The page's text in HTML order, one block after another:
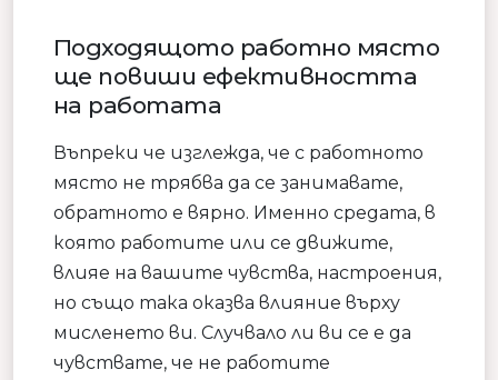
Подходящото работно място
ще повиши ефективността
на работата
Въпреки че изглежда, че с работното
място не трябва да се занимавате,
обратното е вярно. Именно средата, в
която работите или се движите,
влияе на вашите чувства, настроения,
но също така оказва влияние върху
мисленето ви. Случвало ли ви се е да
чувствате, че не работите